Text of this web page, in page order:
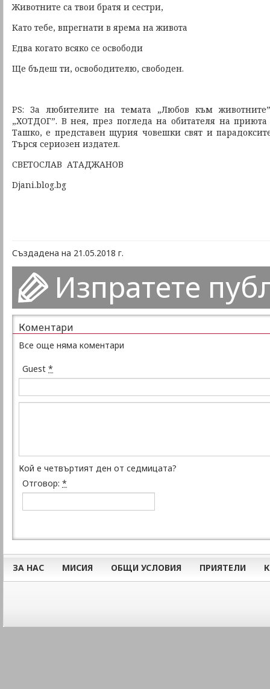
Животните са твои братя и сестри,
Като тебе, впрегнати в ярема на живота
Едва когато всяко се освободи
Ще бъдеш ти, освободителю, свободен.
PS: За любителите на темата „Любов към
„ХОТДОГ”. В нея, през погледа на обитателя на
Ташко, е представен щурия човешки свят и
Търся сериозен издател.
СВЕТОСЛАВ АТАДЖАНОВ
Djani.blog.bg
Създадена на 21.05.2018 г.
Изпратете
Коментари
Все още няма коментари
Guest *
Кой е четвъртият ден от седмицата?
Отговор: *
ЗА НАС МИСИЯ ОБЩИ УСЛОВИЯ ПРИЯТЕЛИ